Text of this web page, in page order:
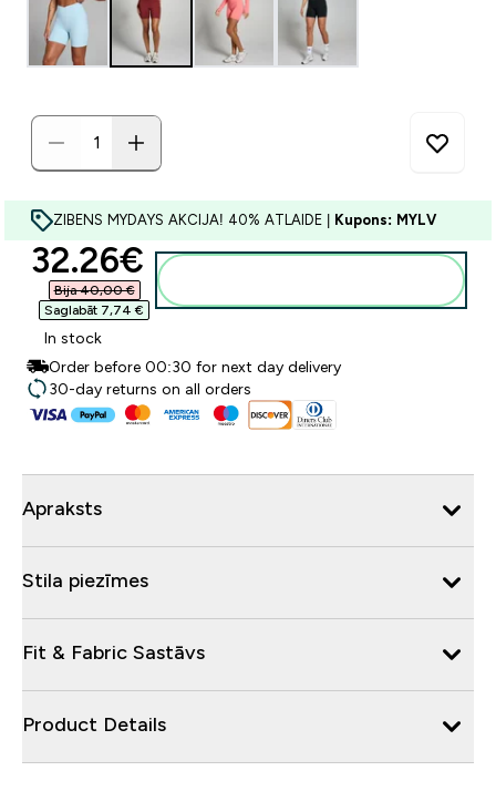
ZIBENS MYDAYS AKCIJA! 40% ATLAIDE | Kupons: MYLV
discounted price
32.26€‎
Bija 40,00 €‎
Saglabāt 7,74 €‎
In stock
Order before 00:30 for next day delivery
30-day returns on all orders
Apraksts
Stila piezīmes
Fit & Fabric Sastāvs
Product Details